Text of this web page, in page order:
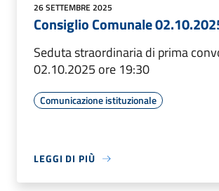
26 SETTEMBRE 2025
Consiglio Comunale
Seduta straordinaria di prima
02.10.2025 ore 19:30
Comunicazione istituzionale
LEGGI DI PIÙ